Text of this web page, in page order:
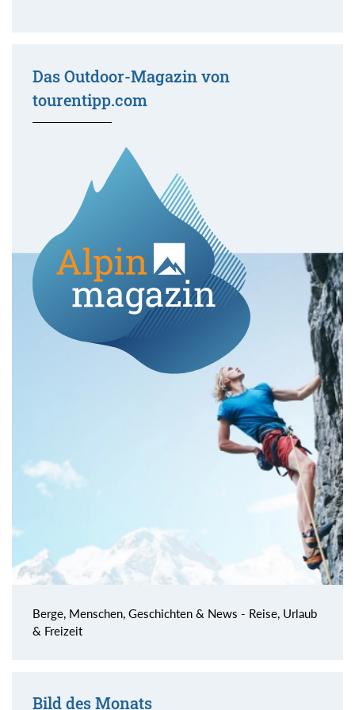
Das Outdoor-Magazin von
tourentipp.com
Berge, Menschen, Geschichten & News - Reise, Urlaub
& Freizeit
Bild des Monats